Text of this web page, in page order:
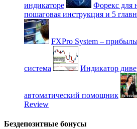
индикаторе
Форекс для
пошаговая инструкция и 5
FXPro System –
система Индикатор
автоматический помощник
Review
Бездепозитные бонусы